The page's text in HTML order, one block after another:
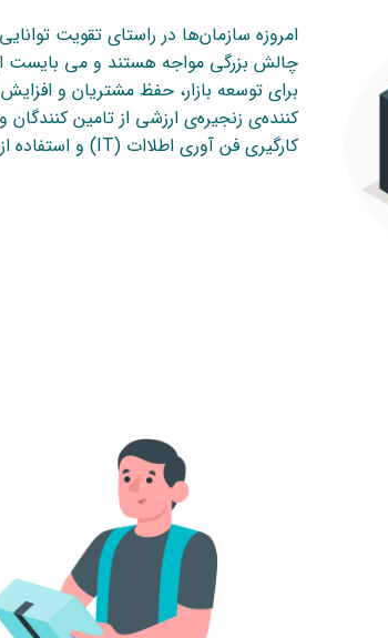
امروزه سازمان‌ها در راستای تقویت
چالش بزرگی مواجه هستند و می بایست
برای توسعه بازار، حفظ مشتریان و
کننده‌ی زنجیره‌ی ارزشی از تامین
کارگیری فن آوری اطلاات (IT) و استفاده از راهبردهای نرم افزاری است.